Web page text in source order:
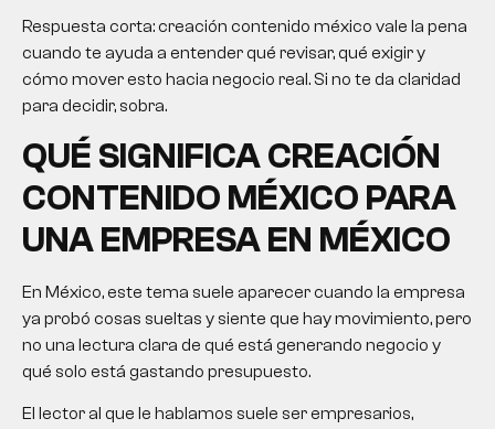
Respuesta corta: creación contenido méxico vale la pena
cuando te ayuda a entender qué revisar, qué exigir y
cómo mover esto hacia negocio real. Si no te da claridad
para decidir, sobra.
QUÉ SIGNIFICACREACIÓN
CONTENIDO MÉXICO PARA
UNA EMPRESA EN MÉXICO
En México, este tema suele aparecer cuando la empresa
ya probó cosas sueltas y siente que hay movimiento, pero
no una lectura clara de qué está generando negocio y
qué solo está gastando presupuesto.
El lector al que le hablamos suele ser empresarios,